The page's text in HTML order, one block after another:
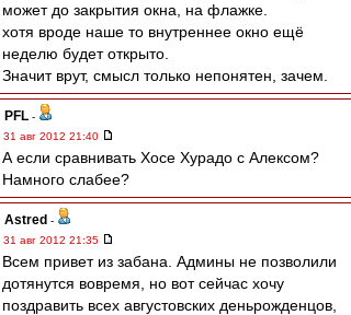
может до закрытия окна, на флажке.
хотя вроде наше то внутреннее окно ещё
неделю будет открыто.
Значит врут, смысл только непонятен, зачем.
PFL -
31 авг 2012 21:40
А если сравнивать Хосе Хурадо с Алексом?
Намного слабее?
Astred -
31 авг 2012 21:35
Всем привет из забана. Админы не позволили
дотянутся вовремя, но вот сейчас хочу
поздравить всех августовских деньрожденцов,